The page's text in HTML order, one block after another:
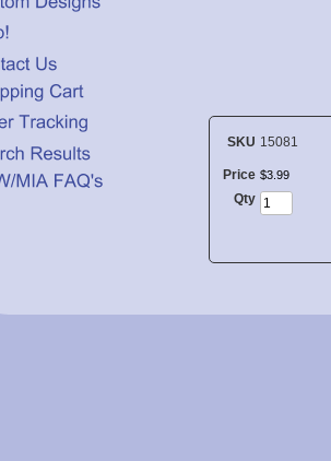
SKU 15081
Price $3 99
Qty